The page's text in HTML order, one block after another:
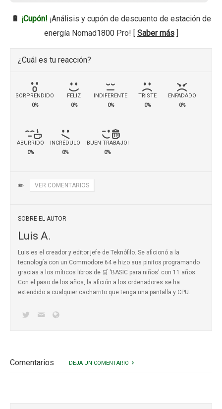
🔋 ¡Cupón! ¡Análisis y cupón de descuento de estación de
energía Nomad1800 Pro! [ Saber más]
¿Cuál es tu reacción?
SORPRENDIDO
0%
FELIZ
0%
INDIFERENTE
0%
TRISTE
0%
ENFADADO
0%
ABURRIDO
0%
INCRÉDULO
0%
¡BUEN TRABAJO!
0%
✏️ VER COMENTARIOS
SOBRE EL AUTOR
Luis A.
Luis es el creador y editor jefe de Teknófilo. Se aficionó a la
tecnología con un Commodore 64 e hizo sus pinitos programando
gracias a los míticos libros de 🛒 'BASIC para niños' con 11 años.
Con el paso de los años, la afición a los ordenadores se ha
extendido a cualquier cacharrito que tenga una pantalla y CPU.
Comentarios DEJA UN COMENTARIO